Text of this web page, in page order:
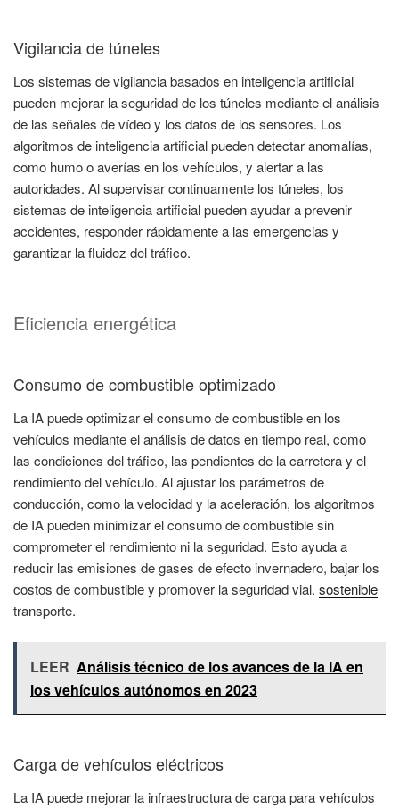
Vigilancia de túneles
Los sistemas de vigilancia basados en inteligencia artificial
pueden mejorar la seguridad de los túneles mediante el análisis
de las señales de vídeo y los datos de los sensores. Los
algoritmos de inteligencia artificial pueden detectar anomalías,
como humo o averías en los vehículos, y alertar a las
autoridades. Al supervisar continuamente los túneles, los
sistemas de inteligencia artificial pueden ayudar a prevenir
accidentes, responder rápidamente a las emergencias y
garantizar la fluidez del tráfico.
Eficiencia energética
Consumo de combustible optimizado
La IA puede optimizar el consumo de combustible en los
vehículos mediante el análisis de datos en tiempo real, como
las condiciones del tráfico, las pendientes de la carretera y el
rendimiento del vehículo. Al ajustar los parámetros de
conducción, como la velocidad y la aceleración, los algoritmos
de IA pueden minimizar el consumo de combustible sin
comprometer el rendimiento ni la seguridad. Esto ayuda a
reducir las emisiones de gases de efecto invernadero, bajar los
costos de combustible y promover la seguridad vial. sostenible
transporte.
LEER Análisis técnico de los avances de la IA en
los vehículos autónomos en 2023
Carga de vehículos eléctricos
La IA puede mejorar la infraestructura de carga para vehículos